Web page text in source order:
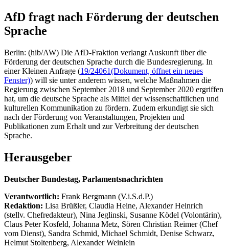
AfD fragt nach Förderung der deutschen
Sprache
Berlin: (hib/AW) Die AfD-Fraktion verlangt Auskunft über die
Förderung der deutschen Sprache durch die Bundesregierung. In
einer Kleinen Anfrage (19/24061(Dokument, öffnet ein neues
Fenster)) will sie unter anderem wissen, welche Maßnahmen die
Regierung zwischen September 2018 und September 2020 ergriffen
hat, um die deutsche Sprache als Mittel der wissenschaftlichen und
kulturellen Kommunikation zu fördern. Zudem erkundigt sie sich
nach der Förderung von Veranstaltungen, Projekten und
Publikationen zum Erhalt und zur Verbreitung der deutschen
Sprache.
Herausgeber
Deutscher Bundestag, Parlamentsnachrichten
Verantwortlich: Frank Bergmann (V.i.S.d.P.)
Redaktion: Lisa Brüßler, Claudia Heine, Alexander Heinrich
(stellv. Chefredakteur), Nina Jeglinski, Susanne Ködel (Volontärin),
Claus Peter Kosfeld, Johanna Metz, Sören Christian Reimer (Chef
vom Dienst), Sandra Schmid, Michael Schmidt, Denise Schwarz,
Helmut Stoltenberg, Alexander Weinlein